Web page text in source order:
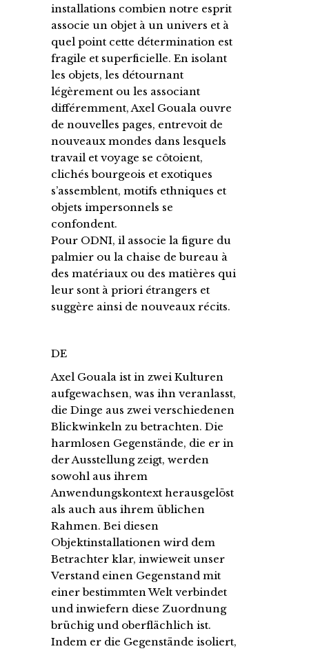
installations combien notre esprit
associe un objet à un univers et à
quel point cette détermination est
fragile et superficielle. En isolant
les objets, les détournant
légèrement ou les associant
différemment, Axel Gouala ouvre
de nouvelles pages, entrevoit de
nouveaux mondes dans lesquels
travail et voyage se côtoient,
clichés bourgeois et exotiques
s’assemblent, motifs ethniques et
objets impersonnels se
confondent.
Pour ODNI, il associe la figure du
palmier ou la chaise de bureau à
des matériaux ou des matières qui
leur sont à priori étrangers et
suggère ainsi de nouveaux récits.
DE
Axel Gouala ist in zwei Kulturen
aufgewachsen, was ihn veranlasst,
die Dinge aus zwei verschiedenen
Blickwinkeln zu betrachten. Die
harmlosen Gegenstände, die er in
der Ausstellung zeigt, werden
sowohl aus ihrem
Anwendungskontext herausgelöst
als auch aus ihrem üblichen
Rahmen. Bei diesen
Objektinstallationen wird dem
Betrachter klar, inwieweit unser
Verstand einen Gegenstand mit
einer bestimmten Welt verbindet
und inwiefern diese Zuordnung
brüchig und oberflächlich ist.
Indem er die Gegenstände isoliert,